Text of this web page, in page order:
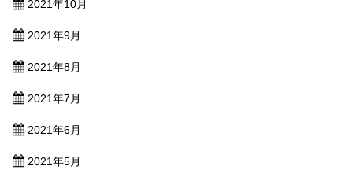
2021年10月
2021年9月
2021年8月
2021年7月
2021年6月
2021年5月